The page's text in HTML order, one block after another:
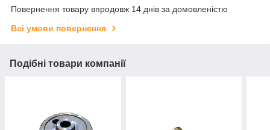
Повернення товару впродовж 14 днів за домовленістю
Всі умови повернення
Подібні товари компанії